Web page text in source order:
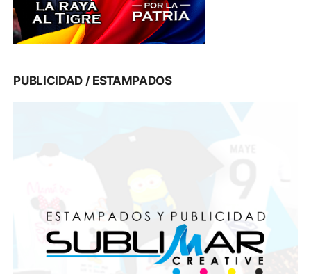
PUBLICIDAD / ESTAMPADOS